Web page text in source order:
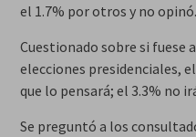
el 1.7% por otros y no opinó.
Cuestionado sobre si fuese
elecciones presidenciales,
que lo pensará; el 3.3% no
Se preguntó a los